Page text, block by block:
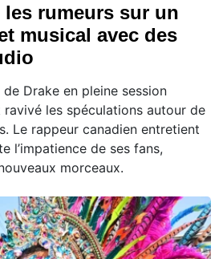
les rumeurs sur un
musical avec des
Drake en pleine session
ravivé les spéculations autour de
Le rappeur canadien entretient
l’impatience de ses fans,
morceaux.